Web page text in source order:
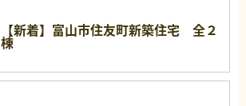
【新着】富山市住友町新築住宅 全２
棟